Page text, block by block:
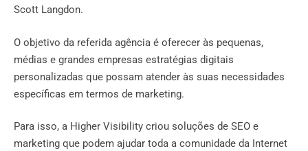
Scott Langdon.
O objetivo da referida agência é oferecer às pequenas,
médias e grandes empresas estratégias digitais
personalizadas que possam atender às suas necessidades
específicas em termos de marketing.
Para isso, a Higher Visibility criou soluções de SEO e
marketing que podem ajudar toda a comunidade da Internet